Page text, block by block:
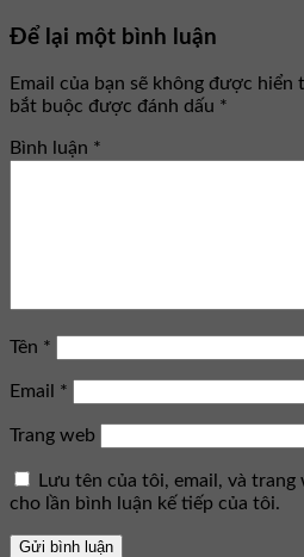
Để lại một bình luận
Email của bạn sẽ không được hiển
bắt buộc được đánh dấu *
Bình luận *
Tên *
Email *
Trang web
Lưu tên của tôi, email, và
cho lần bình luận kế tiếp của tôi.